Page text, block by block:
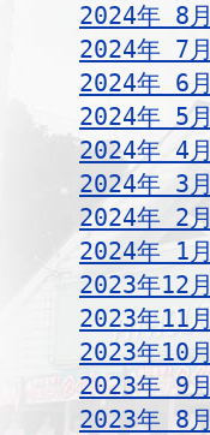
2024年 8月
2024年 7月
2024年 6月
2024年 5月
2024年 4月
2024年 3月
2024年 2月
2024年 1月
2023年12月
2023年11月
2023年10月
2023年 9月
2023年 8月